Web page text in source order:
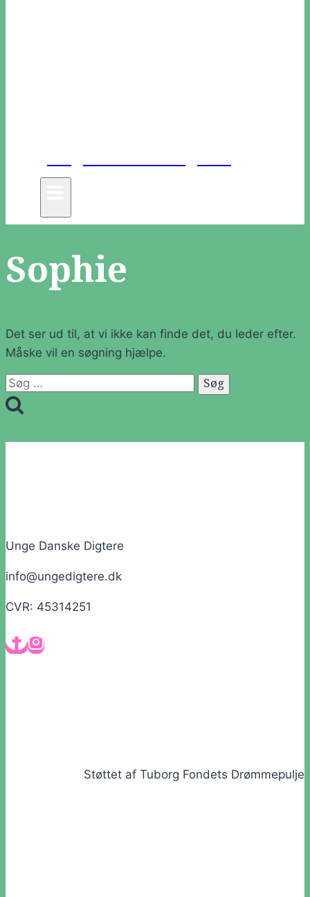
Unge Danske Digtere
Sophie
Det ser ud til, at vi ikke kan finde det, du leder efter.
Måske vil en søgning hjælpe.
Søg
efter:
Unge Danske Digtere
info@ungedigtere.dk
CVR: 45314251
Støttet af Tuborg Fondets Drømmepulje